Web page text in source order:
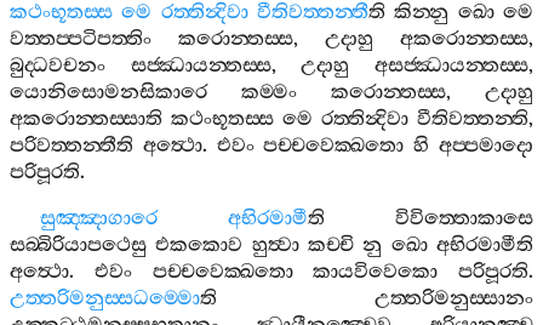
කථංභූතස‍්ස මෙ රත‍්තින්‍දිවා වීතිවත‍්තන‍්තීති කින‍්නු ඛො මෙ
වත‍්තප‍්පටිපත‍්තිං
කරොන‍්තස‍්ස, උදාහු අකරොන‍්තස‍්ස,
බුද‍්ධවචනං
සජ‍්ඣායන‍්තස‍්ස,උදාහු අසජ‍්ඣායන‍්තස‍්ස,
යොනිසොමනසිකාරෙ
කම‍්මං කරොන‍්තස‍්ස, උදාහු
අකරොන‍්තස‍්සාති කථංභූතස‍්ස මෙ රත‍්තින්‍දිවා වීතිවත‍්තන‍්ති,
පරිවත‍්තන‍්තීති අත්‍ථො. එවං පච‍්චවෙක‍්ඛතො හි අප‍්පමාදො
පරිපූරති.
සුඤ‍්ඤාගාරෙ
අභිරමාමීති
විවිත‍්තොකාසෙ
සබ‍්බිරියාපථෙසු එකකොව හුත්‍වා කච‍්චි නු ඛො අභිරමාමීති
අත්‍ථො. එවං පච‍්චවෙක‍්ඛතො කායවිවෙකො පරිපූරති.
උත‍්තරිමනුස‍්සධම‍්මොති
උත‍්තරිමනුස‍්සානං